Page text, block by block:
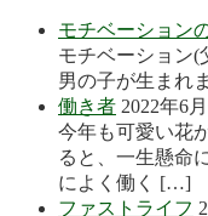
モチベーション
モチベーション(
男の子が生まれ
働き者 2022年6
今年も可愛い花
ると、一生懸命
によく働く […]
ファストライフ